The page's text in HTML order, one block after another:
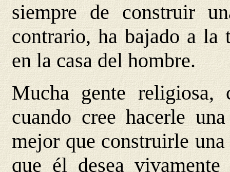
siempre de construir
contrario, ha bajado a la
en la casa del hombre.
Mucha gente religiosa,
cuando cree hacerle
mejor que construirle
que él desea